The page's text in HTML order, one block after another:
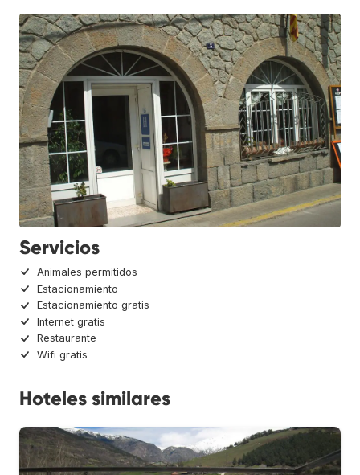
Servicios
Animales permitidos
Estacionamiento
Estacionamiento gratis
Internet gratis
Restaurante
Wifi gratis
Hoteles similares